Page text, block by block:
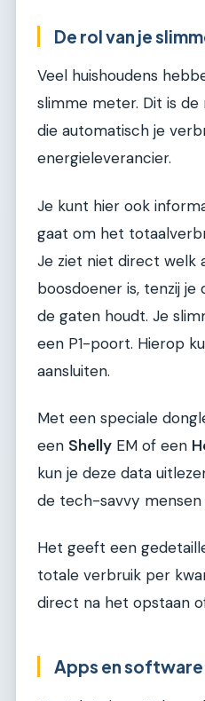
De rol van je
Veel huishoudens
slimme meter. Dit is
die automatisch je
energieleverancier.
Je kunt hier ook
gaat om het
Je ziet niet direct welk
boosdoener is, tenzij
de gaten houdt. Je
een P1-poort. Hierop
aansluiten.
Met een speciale
een Shelly EM of een
kun je deze data
de tech-savvy mensen
Het geeft een
totale verbruik per
direct na het opstaan
Apps en